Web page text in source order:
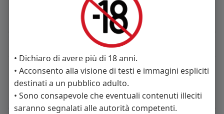
Informazioni Utente
0post
Maschio
Vive in Italia
• Dichiaro di avere più di 18 anni.
• Acconsento alla visione di testi e immagini espliciti
destinati a un pubblico adulto.
• Sono consapevole che eventuali contenuti illeciti
saranno segnalati alle autorità competenti.